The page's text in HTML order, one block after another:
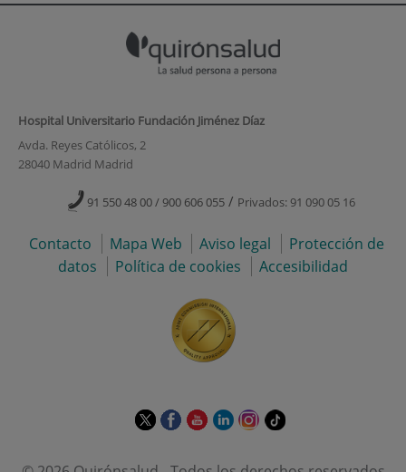
Hospital Universitario Fundación Jiménez Díaz
Avda. Reyes Católicos, 2
28040 Madrid Madrid
91 550 48 00 / 900 606 055 / Privados: 91 090 05 16
Contacto Mapa Web Aviso legal
Protección de
datos
Política de cookies Accesibilidad
EsteEsteEsteEsteEsteEnlace